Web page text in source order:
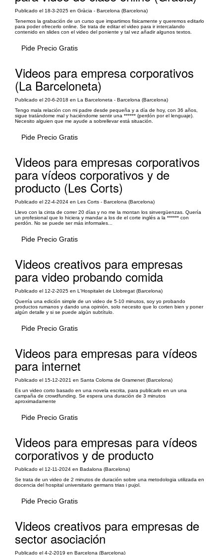
Publicado el 18-3-2025 en Gràcia - Barcelona (Barcelona)
Tenemos la grabación de un curso que impartimos fisicamente y queremos editarlo
para poder ofrecerlo online. Se trata de editar el video para ir intercalando
contenido en slides con el video del poniente y tal vez añadir algunos textos.
Pide Precio Gratis
Videos para empresa corporativos
(La Barceloneta)
Publicado el 20-6-2018 en La Barceloneta - Barcelona (Barcelona)
Tengo mala relación con mi padre desde pequeña y a día de hoy, con 36 años,
sigue tratándome mal y haciéndome sentir una ****** (perdón por el lenguaje).
Necesito alguien que me ayude a sobrellevar está situación.
Pide Precio Gratis
Videos para empresas corporativos
para vídeos corporativos y de
producto (Les Corts)
Publicado el 22-4-2024 en Les Corts - Barcelona (Barcelona)
Llevo con la cinta de correr 20 días y no me la montan los sinvergüenzas. Quería
un profesional que lo hiciera y mandar a los de el corte inglés a la ****** con
perdón. No se puede ser más informales...
Pide Precio Gratis
Videos creativos para empresas
para video probando comida
Publicado el 12-2-2025 en L'Hospitalet de Llobregat (Barcelona)
Querría una edición simple de un video de 5-10 minutos, soy yo probando
productos rumanos y dando una opinión, solo necesito que lo corten bien y poner
algún detalle y si se puede algún subtítulo.
Pide Precio Gratis
Videos para empresas para vídeos
para internet
Publicado el 15-12-2021 en Santa Coloma de Gramenet (Barcelona)
Es un video corto basado en una novela escrita, para publicarlo en un una
campaña de crowdfunding. Se espera una duración de 3 minutos
aproximadamente
Pide Precio Gratis
Videos para empresas para vídeos
corporativos y de producto
Publicado el 12-11-2024 en Badalona (Barcelona)
Se trata de un video de 2 minutos de duración sobre una metodologia utilizada en
docencia del hospital universitario germans trias i pujol.
Pide Precio Gratis
Videos creativos para empresas de
sector asociación
Publicado el 4-2-2019 en Barcelona (Barcelona)